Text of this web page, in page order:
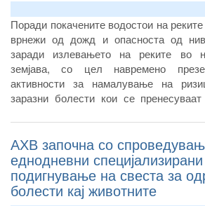
Поради покачените водостои на
врнежи од дожд и опасноста од
заради излевањето на реките во
земјава, со цел навремено
активности за намалување на
заразни болести кои се
храна и ветеринарство (АХВ)
води сметка за безбеднсота на
за здравствената состојба и
АХВ започна со
еднодневни
подигнување на свеста за
болести кај животните